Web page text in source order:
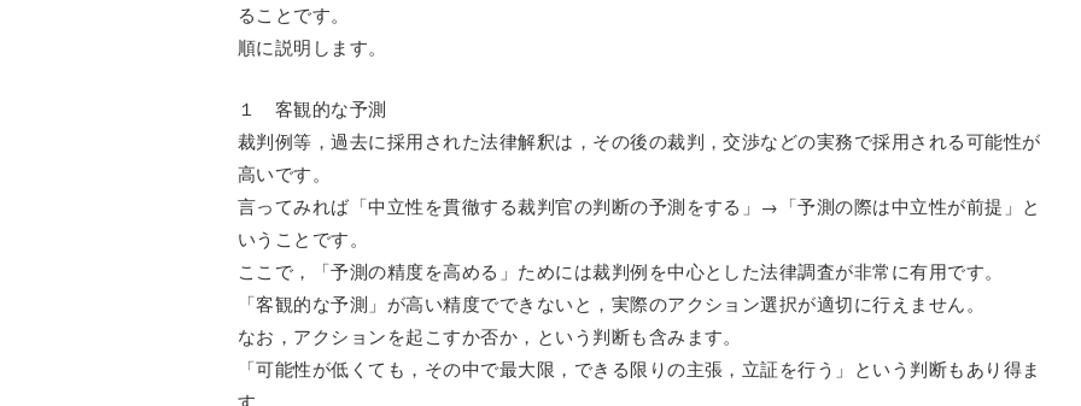
ることです。
順に説明します。
１ 客観的な予測
裁判例等，過去に採用された法律解釈は，その後の裁判，交渉などの実務で採用される可能性が
高いです。
言ってみれば「中立性を貫徹する裁判官の判断の予測をする」→「予測の際は中立性が前提」と
いうことです。
ここで，「予測の精度を高める」ためには裁判例を中心とした法律調査が非常に有用です。
「客観的な予測」が高い精度でできないと，実際のアクション選択が適切に行えません。
なお，アクションを起こすか否か，という判断も含みます。
「可能性が低くても，その中で最大限，できる限りの主張，立証を行う」という判断もあり得ま
す。